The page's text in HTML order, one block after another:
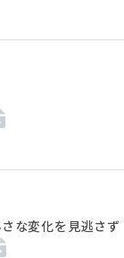
な変化を見逃さず